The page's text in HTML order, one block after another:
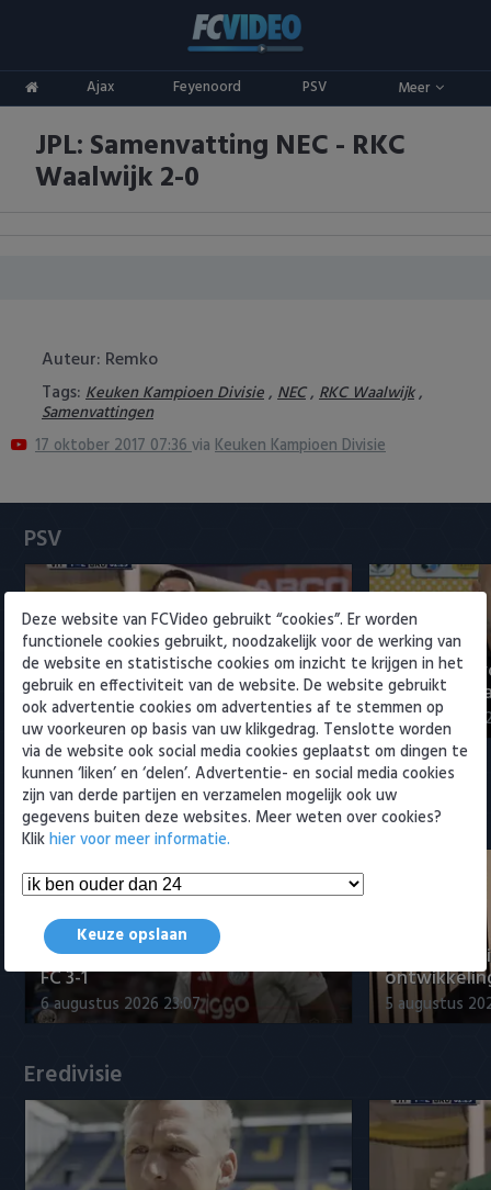
Ajax Feyenoord PSV Meer
ADO Den Haag
Ajax
FC Twente
FC Utrecht
Feyenoord
NAC Breda
PEC Zwolle
PSV
Roda JC
SC Heerenveen
Sparta
Vitesse
VVV Venlo
Willem II
Competities
Eredivisie
Keuken Kampioen Divisie
Vrouwenvoetbal
Champions League
Europa League
Oranje
JPL: Samenvatting NEC - RKC
Waalwijk 2-0
Auteur: Remko
Tags: Keuken Kampioen Divisie, NEC, RKC Waalwijk,
Samenvattingen
17 oktober 2017 07:36via Keuken Kampioen Divisie
PSV
PSV presenteert Filip Kostic:
ervaren Serviër tekent voor t…
6 augustus 2026 16:30
Rampstart
voor
3 augustus
Meest bekeken
Samenvatting Ajax - Shelbourne
FC 3-1
6 augustus 2026 23:07
Maduro
5 augustus
Eredivisie
Deze website van FCVideo gebruikt “cookies”. Er worden
functionele cookies gebruikt, noodzakelijk voor de werking van
de website en statistische cookies om inzicht te krijgen in het
gebruik en effectiviteit van de website. De website gebruikt
ook advertentie cookies om advertenties af te stemmen op
uw voorkeuren op basis van uw klikgedrag. Tenslotte worden
via de website ook social media cookies geplaatst om dingen te
kunnen ‘liken’ en ‘delen’. Advertentie- en social media cookies
zijn van derde partijen en verzamelen mogelijk ook uw
gegevens buiten deze websites. Meer weten over cookies?
Klikhier voor meer informatie.
Keuze opslaan